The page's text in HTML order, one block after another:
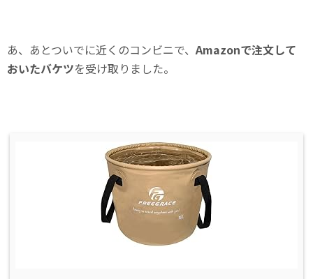
あ、あとついでに近くのコンビニで、 Amazonで注文して
おいたバケツを受け取りました。